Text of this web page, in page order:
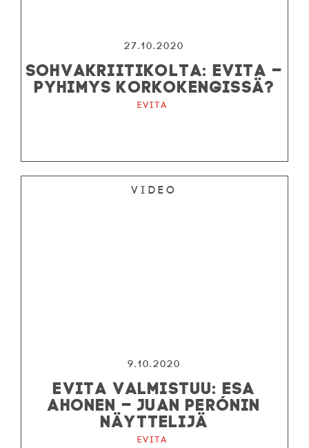
27.10.2020
SOHVAKRIITIKOLTA: EVITA –
PYHIMYS KORKOKENGISSÄ?
Evita
Video
9.10.2020
EVITA VALMISTUU: ESA
AHONEN – JUAN PERÓNIN
NÄYTTELIJÄ
Evita